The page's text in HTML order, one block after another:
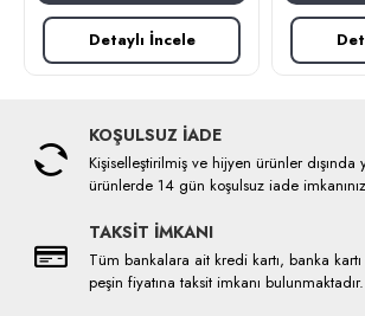
Detaylı İncele
KOŞULSUZ İADE
Kişiselleştirilmiş ve hijyen ürünler dışında
ürünlerde 14 gün koşulsuz iade
TAKSİT İMKANI
Tüm bankalara ait kredi kartı, banka
peşin fiyatına taksit imkanı bulunmaktadır.